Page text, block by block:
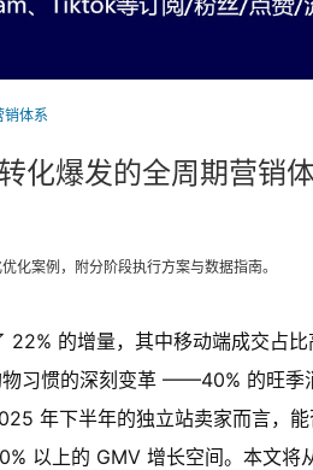
销体系
化爆发的全周期营销
化案例，附分阶段执行方案与数据指南。
的增量，其中移动端成交占比
习惯的深刻变革 ——40% 的旺季
年下半年的独立站卖家而言，
以上的 GMV 增长空间。本文将